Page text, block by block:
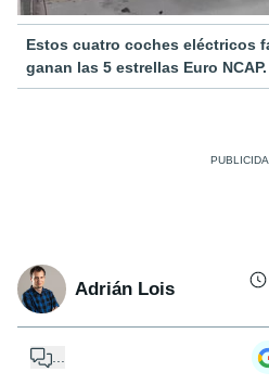
Estos cuatro coches eléctricos
ganan las 5 estrellas Euro NCAP.
Adrián Lois
...